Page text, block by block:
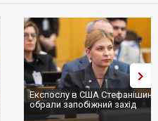
Експослу в США
обрали запобіжний захід